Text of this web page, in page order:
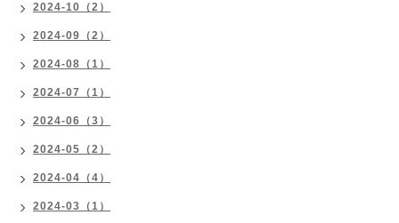
2024-10（2）
2024-09（2）
2024-08（1）
2024-07（1）
2024-06（3）
2024-05（2）
2024-04（4）
2024-03（1）